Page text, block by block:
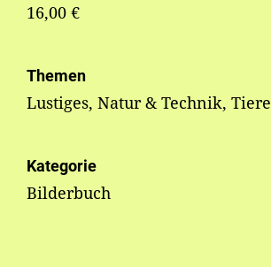
16,00 €
Themen
Lustiges, Natur & Technik, Tiere
Kategorie
Bilderbuch